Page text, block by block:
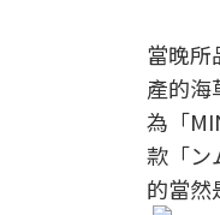
當晚所
產的海
為「
款「ン
的當然